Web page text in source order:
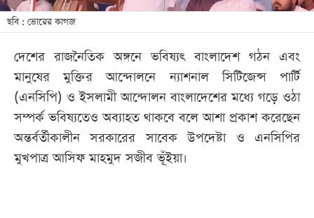
ছবি : ভোরের কাগজ
দেশের রাজনৈতিক অঙ্গনে ভবিষ্যৎ বাংলাদেশ গঠন এবং
মানুষের মুক্তির আন্দোলনে ন্যাশনাল সিটিজেন্স পার্টি
(এনসিপি) ও ইসলামী আন্দোলন বাংলাদেশের মধ্যে গড়ে ওঠা
সম্পর্ক ভবিষ্যতেও অব্যাহত থাকবে বলে আশা প্রকাশ করেছেন
অন্তর্বর্তীকালীন সরকারের সাবেক উপদেষ্টা ও এনসিপির
মুখপাত্র আসিফ মাহমুদ সজীব ভূঁইয়া।